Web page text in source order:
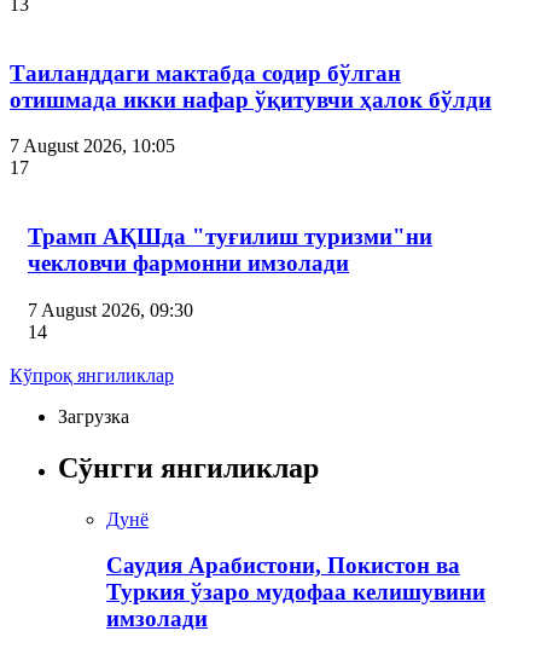
13
Таиланддаги мактабда содир бўлган
отишмада икки нафар ўқитувчи ҳалок бўлди
7 August 2026, 10:05
17
Трамп АҚШда "туғилиш туризми"ни
чекловчи фармонни имзолади
7 August 2026, 09:30
14
Кўпроқ янгиликлар
Загрузка
Сўнгги янгиликлар
Дунё
Саудия Арабистони, Покистон ва
Туркия ўзаро мудофаа келишувини
имзолади